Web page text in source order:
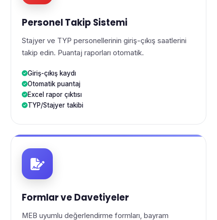
Personel Takip Sistemi
Stajyer ve TYP personellerinin giriş-çıkış saatlerini
takip edin. Puantaj raporları otomatik.
Giriş-çıkış kaydı
Otomatik puantaj
Excel rapor çıktısı
TYP/Stajyer takibi
Formlar ve Davetiyeler
MEB uyumlu değerlendirme formları, bayram